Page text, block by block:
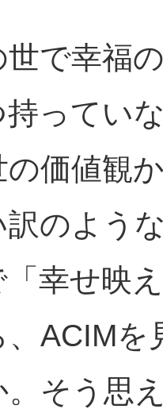
で幸福
ってい
の価値観
のよう
「幸せ映
ACIMを
。そう思